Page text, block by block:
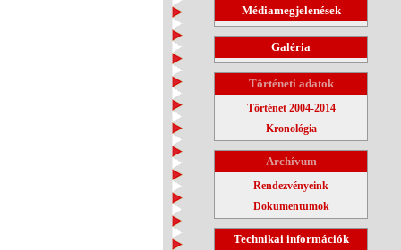
Médiamegjelenések
Galéria
Történeti adatok
Történet 2004-2014
Kronológia
Archívum
Rendezvényeink
Dokumentumok
Technikai információk